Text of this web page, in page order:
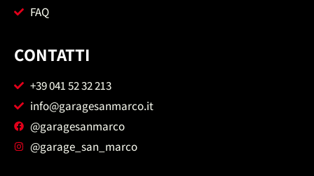
FAQ
CONTATTI
+39 041 52 32 213
info@garagesanmarco.it
@garagesanmarco
@garage_san_marco